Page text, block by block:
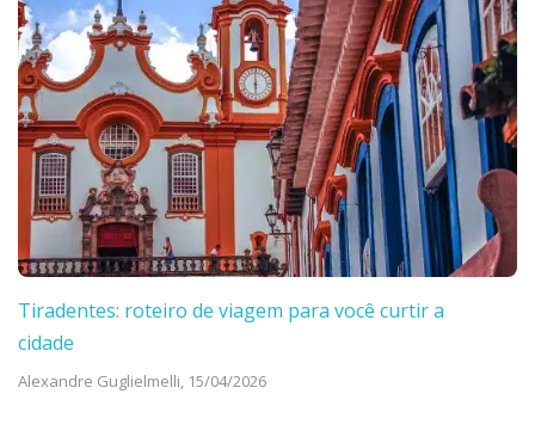
Tiradentes: roteiro de viagem para você curtir a
cidade
Alexandre Guglielmelli, 15/04/2026